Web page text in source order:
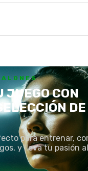
JUEGO CON
DE
para entrenar,
y lleva tu pasión